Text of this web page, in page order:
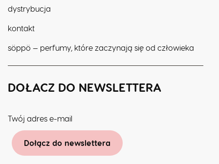
dystrybucja
kontakt
söppö — perfumy, które zaczynają się od człowieka
DOŁACZ DO NEWSLETTERA
Twój adres e-mail
Dołącz do newslettera